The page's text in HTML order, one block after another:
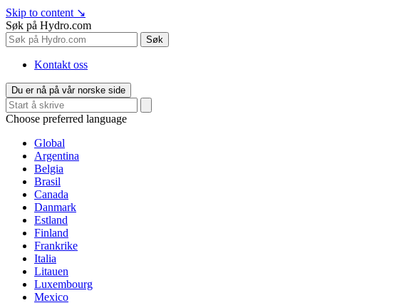
Skip to content ↘
Søk på Hydro.com
Søk
Kontakt oss
Du er nå på vår norske side
Choose preferred language
Global
Argentina
Belgia
Brasil
Canada
Danmark
Estland
Finland
Frankrike
Italia
Litauen
Luxembourg
Mexico